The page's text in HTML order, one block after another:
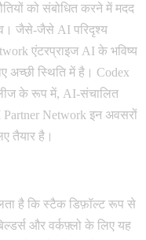
को संबोधित करने में मदद
जैसे-जैसे AI परिदृश्य
एंटरप्राइज AI के भविष्य
अच्छी स्थिति में है। Codex
के रूप में, AI-संचालित
Network इन अवसरों
तैयार है।
है कि स्टैक डिफ़ॉल्ट रूप से
और वर्कफ़्लो के लिए यह